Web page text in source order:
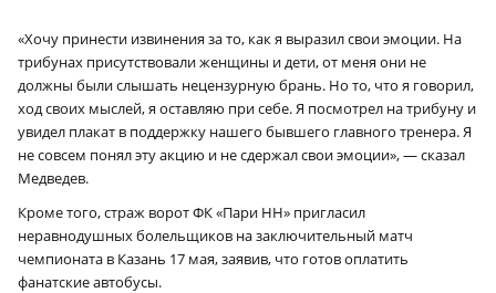
«Хочу принести извинения за то, как я выразил свои эмоции. На
трибунах присутствовали женщины и дети, от меня они не
должны были слышать нецензурную брань. Но то, что я говорил,
ход своих мыслей, я оставляю при себе. Я посмотрел на трибуну и
увидел плакат в поддержку нашего бывшего главного тренера. Я
не совсем понял эту акцию и не сдержал свои эмоции», — сказал
Медведев.
Кроме того, страж ворот ФК «Пари НН» пригласил
неравнодушных болельщиков на заключительный матч
чемпионата в Казань 17 мая, заявив, что готов оплатить
фанатские автобусы.